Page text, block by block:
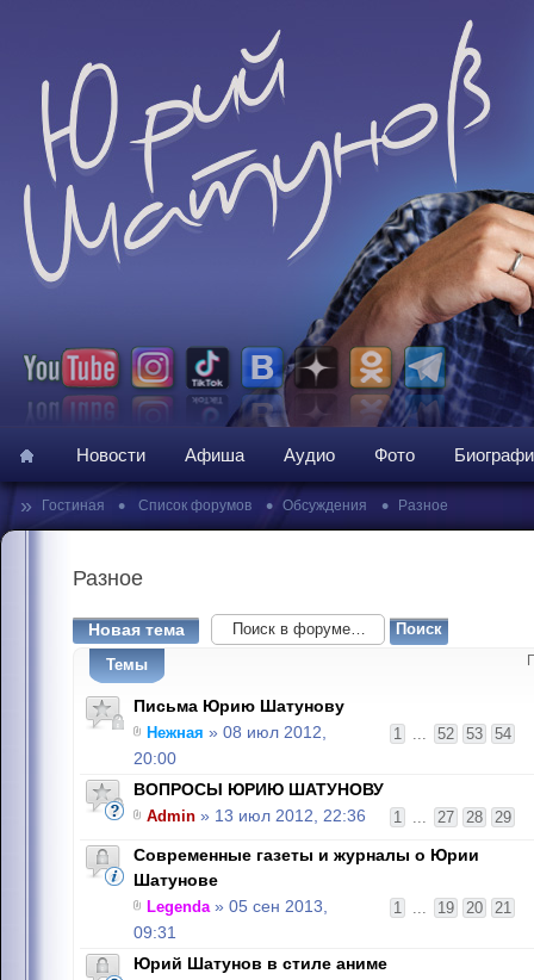
Новости Афиша Аудио Фото
» Гостиная • Список форумов • Обсуждения • Разное
Разное
Новая тема
Темы
Письма Юрию Шатунову
1 ... 52 53 54
Нежная » 08 июл 2012,
20:00
ВОПРОСЫ ЮРИЮ ШАТУНОВУ
1 ... 27 28 29
Admin » 13 июл 2012, 22:36
Современные газеты и журналы о Юрии
Шатунове
1 ... 19 20 21
Legenda» 05 сен 2013,
09:31
Юрий Шатунов в стиле аниме